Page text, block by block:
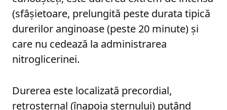
(sfâşietoare, prelungită peste durata tipică
durerilor anginoase (peste 20 minute) şi
care nu cedează la administrarea
nitroglicerinei.
Durerea este localizată precordial,
retrosternal (înapoia sternului) putând